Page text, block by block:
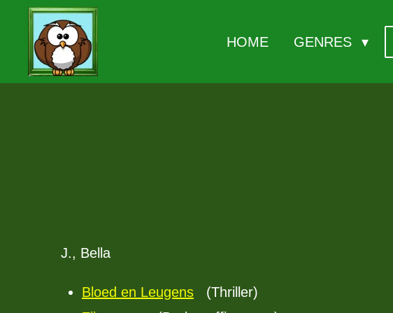
direct
naar
HOME GENRES
J., Bella
Bloed en Leugens (Thriller)